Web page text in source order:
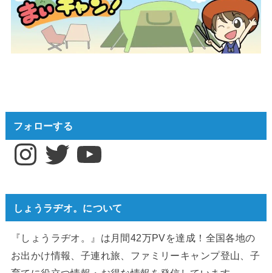
フォローする
InstagramTwitter YouTube
しょうラヂオ。について
『しょうラヂオ。』は月間42万PVを達成！全国各地の
お出かけ情報、子連れ旅、ファミリーキャンプ登山、子